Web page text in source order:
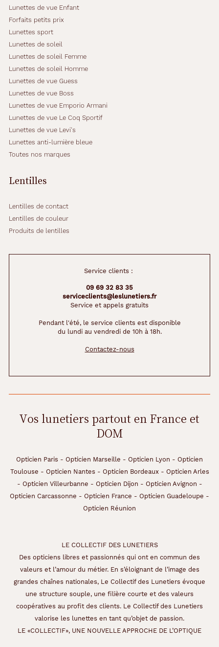
protection
3
Polarisant
Type
compatibles
Progressifs
montage
Cerclé
Matière
Fournisseur
Lunettes de vue Enfant
Forfaits petits prix
Lunettes sport
Lunettes de soleil
Lunettes de soleil Femme
Lunettes de soleil Homme
Lunettes de vue Guess
Lunettes de vue Boss
Lunettes de vue Emporio Armani
Lunettes de vue Le Coq Sportif
Lunettes de vue Levi's
Lunettes anti-lumière bleue
Toutes nos marques
Lentilles
Lentilles de contact
Lentilles de couleur
Produits de lentilles
Service clients :
09 69 32 83 35
serviceclients@leslunetiers.fr
Service et appels gratuits
Pendant l'été, le service clients est disponible
du lundi au vendredi de 10h à 18h.
Contactez-nous
Vos lunetiers partout en France et
DOM
Opticien Paris - Opticien Marseille - Opticien Lyon - Opticien
Toulouse - Opticien Nantes - Opticien Bordeaux- Opticien Arles
- Opticien Villeurbanne - Opticien Dijon - Opticien Avignon -
Opticien Carcassonne - Opticien France - Opticien Guadeloupe -
Opticien Réunion
LE COLLECTIF DES LUNETIERS
Des opticiens libres et passionnés qui ont en commun des
valeurs et l’amour du métier. En s’éloignant de l’image des
grandes chaînes nationales, Le Collectif des Lunetiers évoque
une structure souple, une filière courte et des valeurs
coopératives au profit des clients. Le Collectif des Lunetiers
valorise les lunettes en tant qu’objet de passion.
LE «COLLECTIF», UNE NOUVELLE APPROCHE DE L’OPTIQUE